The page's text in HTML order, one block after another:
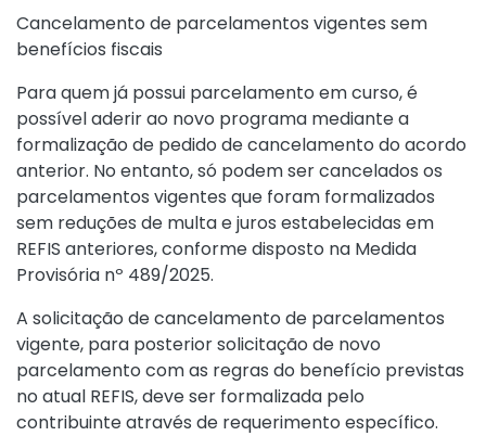
Cancelamento de parcelamentos vigentes sem
benefícios fiscais
Para quem já possui parcelamento em curso, é
possível aderir ao novo programa mediante a
formalização de pedido de cancelamento do acordo
anterior. No entanto, só podem ser cancelados os
parcelamentos vigentes que foram formalizados
sem reduções de multa e juros estabelecidas em
REFIS anteriores, conforme disposto na Medida
Provisória nº 489/2025.
A solicitação de cancelamento de parcelamentos
vigente, para posterior solicitação de novo
parcelamento com as regras do benefício previstas
no atual REFIS, deve ser formalizada pelo
contribuinte através de requerimento específico.